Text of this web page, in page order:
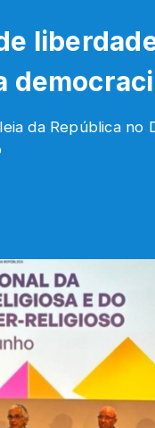
da República no